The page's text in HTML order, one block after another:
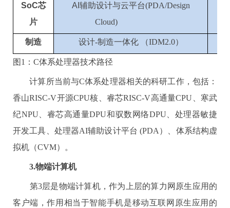
SoC芯
片
AI 辅助设计与云平台(PDA/Design
Cloud)
制造 设计-制造一体化 （IDM2.0）
图1：C体系处理器技术路径
计算所当前与C体系处理器相关的科研工作，包括：
香山RISC-V开源CPU核、睿芯RISC-V高通量CPU 、寒武
纪NPU 、睿芯高通量DPU和驭数网络DPU 、处理器敏捷
开发工具、处理器AI辅助设计平台 (PDA ）、体系结构虚
拟机（CVM）。
3.物端计算机
第3层是物端计算机，作为上层的算力网原生应用的
客户端，作用相当于智能手机是移动互联网原生应用的